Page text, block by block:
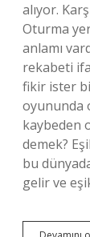
alıyor.
Oturma
anlamı
rekabeti
fikir ister
oyununda
kaybeden
demek?
bu
gelir ve